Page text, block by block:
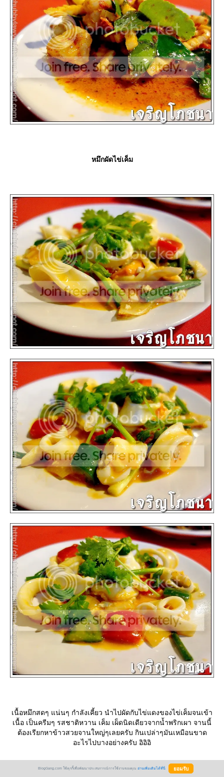
หมึกผัดไข่เค็ม
เนื้อหมึกสดๆ แน่นๆ กำลังเคี้ยว นำไปผัดกับไข่แดงของไข่เค็มจนเข้า
เนื้อ เป็นครีมๆ รสชาติหวาน เค็ม เผ็ดนิดเดียวจากน้ำพริกเผา จานนี้
ต้องเรียกหาข้าวสวยจานใหญ่ๆเลยครับ กินเปล่าๆมันเหมือนขาด
อะไรไปบางอย่างครับ อิอิอิ
BlogGang.com ใช้คุกกี้เพื่อพัฒนาประสบการณ์การใช้งานของคุณ อ่านเพิ่มเติมได้ที่นี่